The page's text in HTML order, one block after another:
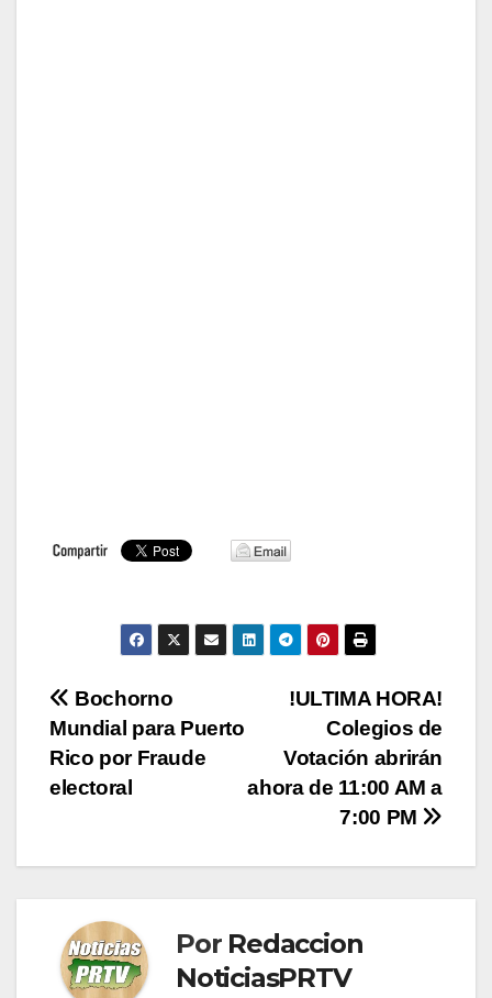
Navegación
de
entradas
!ULTIMA HORA!
Colegios de
Votación abrirán
ahora de 11:00 AM a
7:00 PM
Bochorno
Mundial para Puerto
Rico por Fraude
electoral
Por Redaccion
NoticiasPRTV